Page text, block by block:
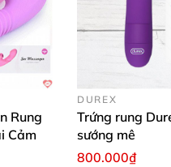
mới mẻ chưa từng có.
Mua hàng ngay hôm
tốt
Rung
Cảm
DUREX
Trứng rung
sướng mê
800.000₫